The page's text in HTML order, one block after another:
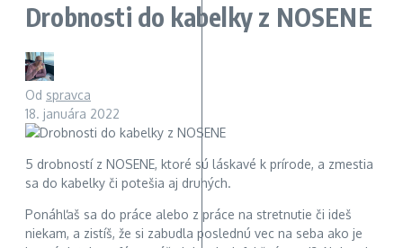
Drobnosti do kabelky z NOSENE
Od spravca
18. januára 2022
5 drobností z NOSENE, ktoré sú láskavé k prírode, a zmestia
sa do kabelky či potešia aj druhých.
Ponáhľaš sa do práce alebo z práce na stretnutie či ideš
niekam, a zistíš, že si zabudla poslednú vec na seba ako je